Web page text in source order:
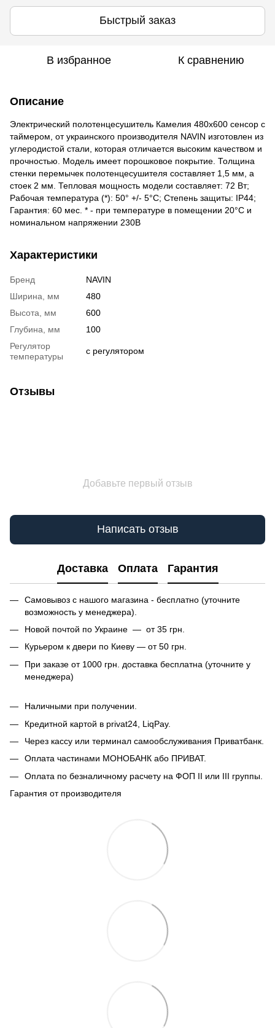
Быстрый заказ
В избранное К сравнению
Описание
Электрический полотенцесушитель Камелия 480х600 сенсор с
таймером, от украинского производителя NAVIN изготовлен из
углеродистой стали, которая отличается высоким качеством и
прочностью. Модель имеет порошковое покрытие. Толщина
стенки перемычек полотенцесушителя составляет 1,5 мм, а
стоек 2 мм. Тепловая мощность модели составляет: 72 Вт;
Рабочая температура (*): 50° +/- 5°C; Степень защиты: IP44;
Гарантия: 60 мес. * - при температуре в помещении 20°С и
номинальном напряжении 230В
Характеристики
Бренд
NAVIN
Ширина, мм
480
Высота, мм
600
Глубина, мм
100
Регулятор
температуры
с регулятором
Отзывы
Добавьте первый отзыв
Написать отзыв
Доставка Оплата Гарантия
Самовывоз с нашого магазина - бесплатно (уточните
возможность у менеджера).
Новой почтой по Украине — от 35 грн.
Курьером к двери по Киеву — от 50 грн.
При заказе от 1000 грн. доставка бесплатна (уточните у
менеджера)
Наличными при получении.
Кредитной картой в privat24, LiqPay.
Через кассу или терминал самообслуживания Приватбанк.
Оплата частинами МОНОБАНК або ПРИВАТ.
Оплата по безналичному расчету на ФОП II или III группы.
Гарантия от производителя